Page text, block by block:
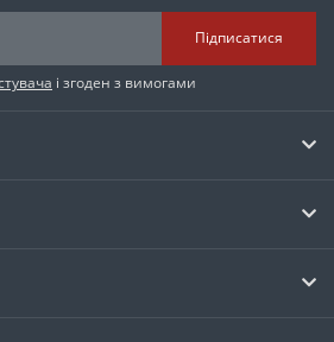
Підписатися
і згоден з вимогами